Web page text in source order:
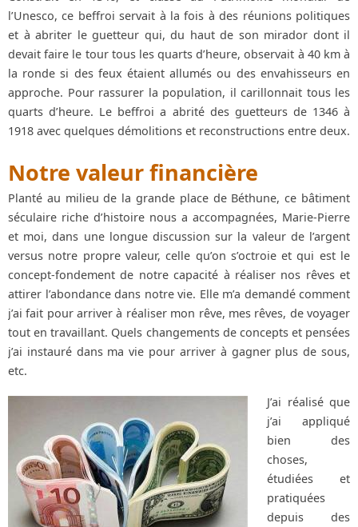
l’Unesco, ce beffroi servait à la fois à des réunions politiques
et à abriter le guetteur qui, du haut de son mirador dont il
devait faire le tour tous les quarts d’heure, observait à 40 km à
la ronde si des feux étaient allumés ou des envahisseurs en
approche. Pour rassurer la population, il carillonnait tous les
quarts d’heure. Le beffroi a abrité des guetteurs de 1346 à
1918 avec quelques démolitions et reconstructions entre deux.
Notre valeur financière
Planté au milieu de la grande place de Béthune, ce bâtiment
séculaire riche d’histoire nous a accompagnées, Marie-Pierre
et moi, dans une longue discussion sur la valeur de l’argent
versus notre propre valeur, celle qu’on s’octroie et qui est le
concept-fondement de notre capacité à réaliser nos rêves et
attirer l’abondance dans notre vie. Elle m’a demandé comment
j’ai fait pour arriver à réaliser mon rêve, mes rêves, de voyager
tout en travaillant. Quels changements de concepts et pensées
j’ai instauré dans ma vie pour arriver à gagner plus de sous,
etc.
J’ai réalisé que
j’ai appliqué
bien des
choses,
étudiées et
pratiquées
depuis des